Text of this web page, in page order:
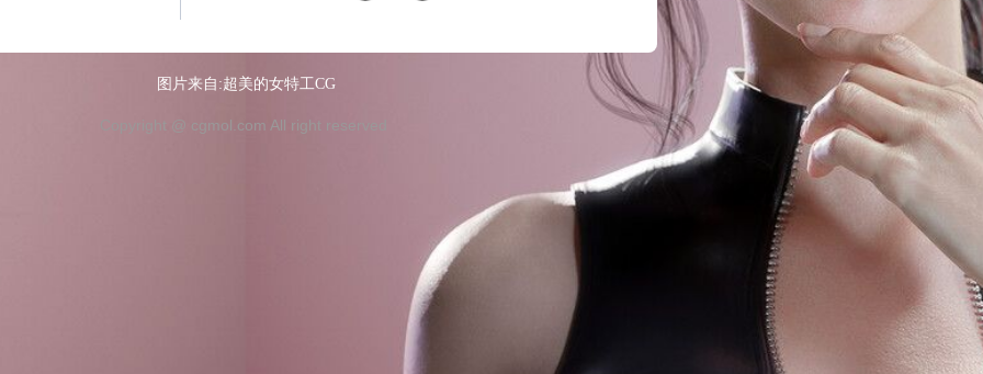
图片来自:超美的女特工CG
Copyright @ cgmol.com All right reserved